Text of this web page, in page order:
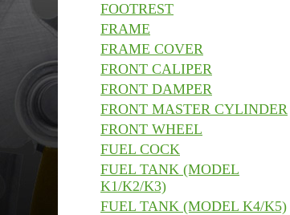
FOOTREST
FRAME
FRAME COVER
FRONT CALIPER
FRONT DAMPER
FRONT MASTER CYLINDER
FRONT WHEEL
FUEL COCK
FUEL TANK (MODEL
K1/K2/K3)
FUEL TANK (MODEL K4/K5)